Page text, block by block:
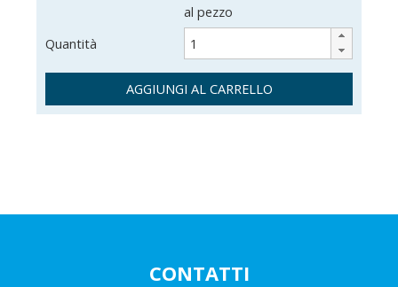
al pezzo
Quantità
AGGIUNGI AL CARRELLO
CONTATTI